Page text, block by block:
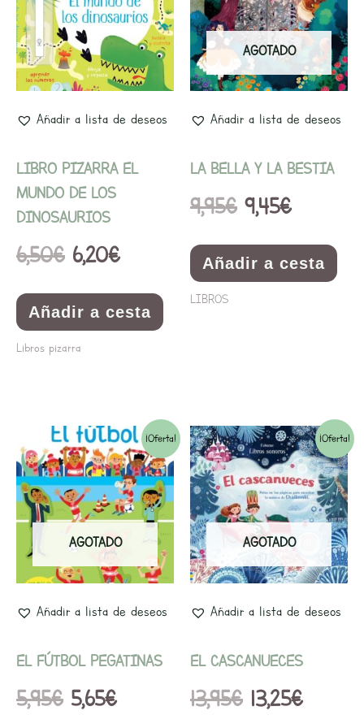
Añadir a lista de deseos
LIBRO PIZARRA EL
MUNDO DE LOS
DINOSAURIOS
6,50€
original
era:
6,50€.
6,20€
actual
es:
6,20€.
Añadir a cesta
Libros pizarra
AGOTADO
Añadir a lista de deseos
LA BELLA Y LA BESTIA
9,95€
original
era:
9,95€.
9,45€
actual
es:
9,45€.
Añadir a cesta
LIBROS
¡Oferta!
AGOTADO
Añadir a lista de deseos
EL FÚTBOL PEGATINAS
5,95€
El
precio
original
era:
5,95€.
5,65€
El
precio
actual
es:
5,65€.
¡Oferta!
AGOTADO
Añadir a lista de deseos
EL CASCANUECES
13,95€
El
precio
original
era:
13,95€.
13,25€
El
precio
actual
13,25€.